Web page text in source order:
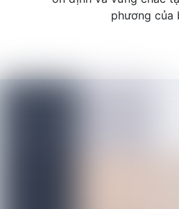
phương của